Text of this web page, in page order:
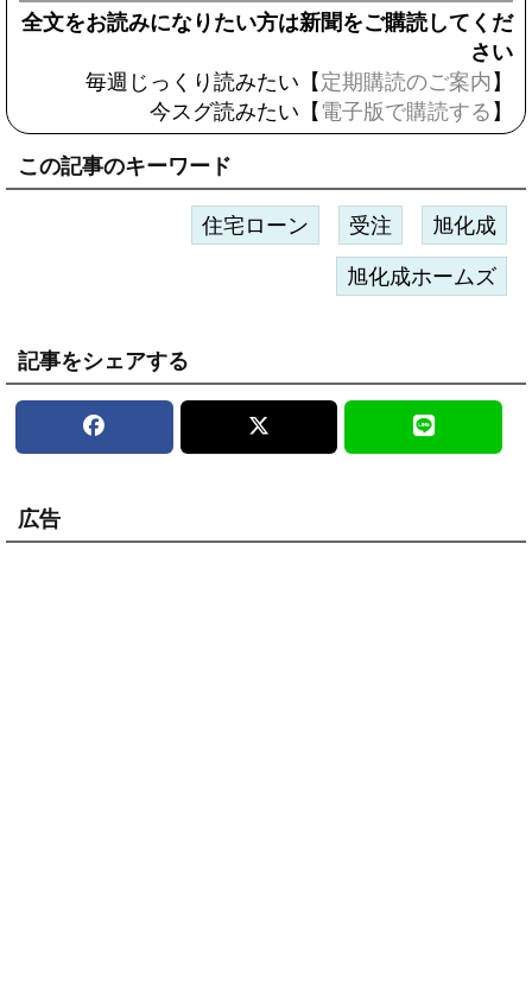
全文をお読みになりたい方は新聞をご購読してくだ
さい
毎週じっくり読みたい【 定期購読のご案内 】
今スグ読みたい【 電子版で購読する 】
この記事のキーワード
住宅ローン 受注 旭化成
旭化成ホームズ
記事をシェアする
広告